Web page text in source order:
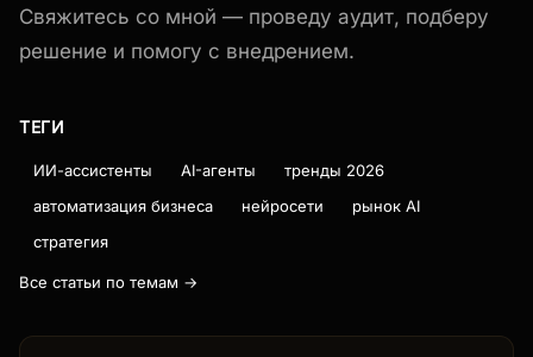
Свяжитесь со мной — проведу аудит, подберу
решение и помогу с внедрением.
ТЕГИ
ИИ-ассистенты AI-агенты
тренды 2026
автоматизация бизнеса
нейросети
рынок AI
стратегия
Все статьи по темам →